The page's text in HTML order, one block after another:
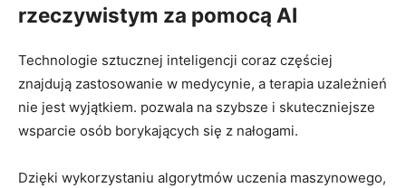
rzeczywistym za pomocą AI
Technologie sztucznej inteligencji coraz częściej
znajdują zastosowanie w medycynie, a terapia uzależnień
nie jest wyjątkiem. pozwala na szybsze i skuteczniejsze
wsparcie osób borykających się z nałogami.
Dzięki wykorzystaniu algorytmów uczenia maszynowego,